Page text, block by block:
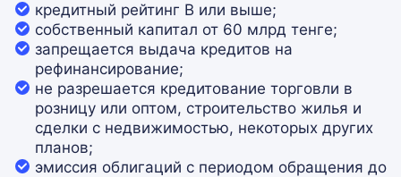
кредитный рейтинг В или выше;
собственный капитал от 60 млрд тенге;
запрещается выдача кредитов на
рефинансирование;
не разрешается кредитование торговли в
розницу или оптом, строительство жилья и
сделки с недвижимостью, некоторых других
планов;
эмиссия облигаций с периодом обращения до